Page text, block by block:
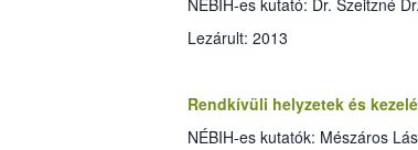
NÉBIH-es kutató: Dr. Szeitzné
Lezárult: 2013
Rendkívüli helyzetek és
NÉBIH-es kutatók: Mészáros